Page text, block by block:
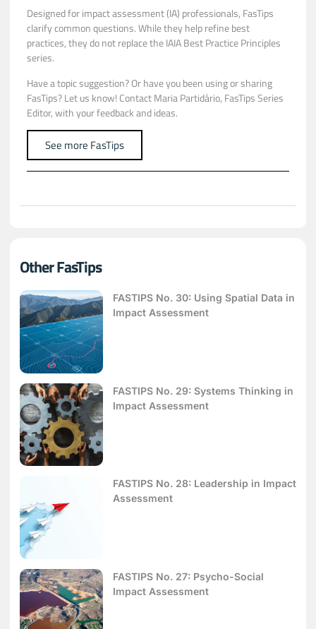
Designed for impact assessment (IA) professionals, FasTips
clarify common questions. While they help refine best
practices, they do not replace the IAIA Best Practice Principles
series.
Have a topic suggestion? Or have you been using or sharing
FasTips? Let us know! ContactMaria Partidário, FasTips Series
Editor, with your feedback and ideas.
See more FasTips
Other FasTips
FASTIPS No. 30: Using Spatial Data in
Impact Assessment
FASTIPS No. 29: Systems Thinking in
Impact Assessment
FASTIPS No. 28: Leadership in Impact
Assessment
FASTIPS No. 27: Psycho-Social
Impact Assessment